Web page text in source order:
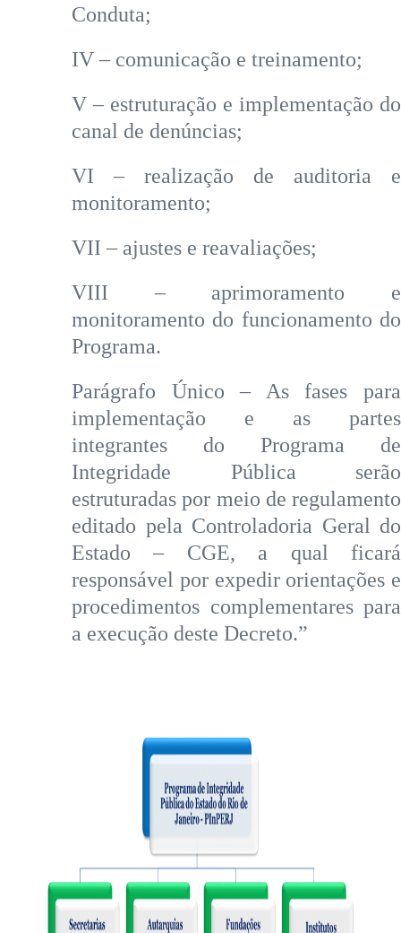
Conduta;
IV – comunicação e treinamento;
V – estruturação e implementação do
canal de denúncias;
VI – realização de auditoria e
monitoramento;
VII – ajustes e reavaliações;
VIII – aprimoramento e
monitoramento do funcionamento do
Programa.
Parágrafo Único – As fases para
implementação e as partes
integrantes do Programa de
Integridade Pública serão
estruturadas por meio de regulamento
editado pela Controladoria Geral do
Estado – CGE, a qual ficará
responsável por expedir orientações e
procedimentos complementares para
a execução deste Decreto.”